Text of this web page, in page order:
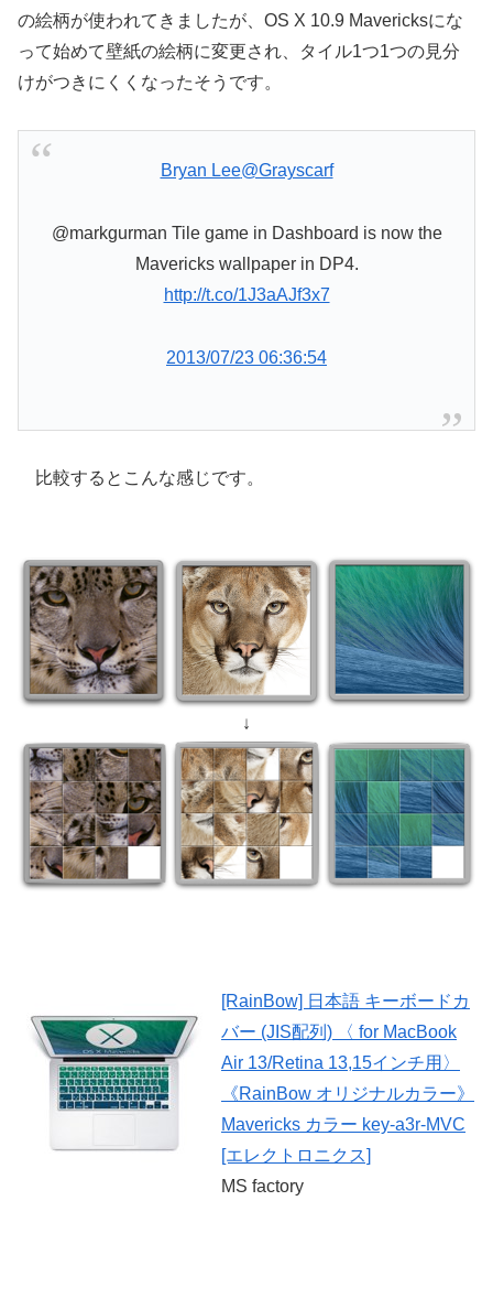
の絵柄が使われてきましたが、OS X 10.9 Mavericksにな
って始めて壁紙の絵柄に変更され、タイル1つ1つの見分
けがつきにくくなったそうです。
Bryan Lee@Grayscarf
@markgurman Tile game in Dashboard is now the
Mavericks wallpaper in DP4.
http://t.co/1J3aAJf3x7
2013/07/23 06:36:54
比較するとこんな感じです。
↓
[RainBow] 日本語 キーボードカ
バー (JIS配列) 〈 for MacBook
Air 13/Retina 13,15インチ用〉
《RainBow オリジナルカラー》
Mavericks カラー key-a3r-MVC
[エレクトロニクス]
MS factory